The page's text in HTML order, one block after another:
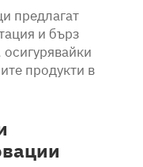
предлагат
и бърз
продукти в